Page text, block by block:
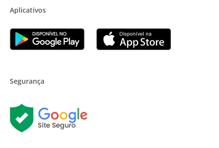
Aplicativos
Segurança